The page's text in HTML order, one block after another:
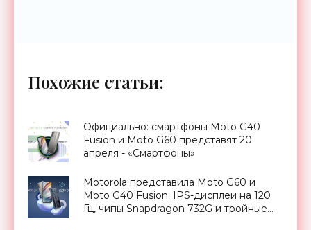
Похожие статьи:
Официально: смартфоны Moto G40
Fusion и Moto G60 представят 20
апреля - «Смартфоны»
Motorola представила Moto G60 и
Moto G40 Fusion: IPS-дисплеи на 120
Гц, чипы Snapdragon 732G и тройные